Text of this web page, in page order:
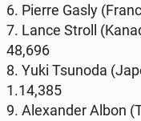
6. Pierre Gasly
7. Lance Stroll
48,696
8. Yuki Tsunoda
1.14,385
9. Ale­xan­der Albon